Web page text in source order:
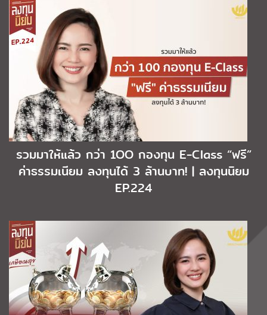
รวมมาให้แล้ว กว่า 1OO กองทุน E-Class “ฟรี”
ค่าธรรมเนียม ลงทุนได้ 3 ล้านบาท! | ลงทุนนิยม
EP.224